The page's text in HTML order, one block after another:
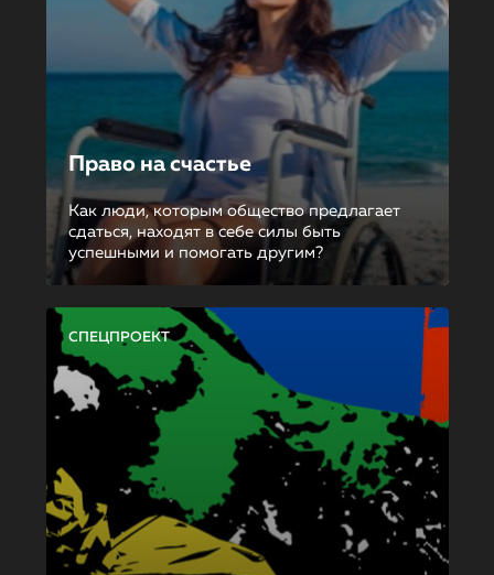
Право на счастье
Как люди, которым общество предлагает
сдаться, находят в себе силы быть
успешными и помогать другим?
СПЕЦПРОЕКТ